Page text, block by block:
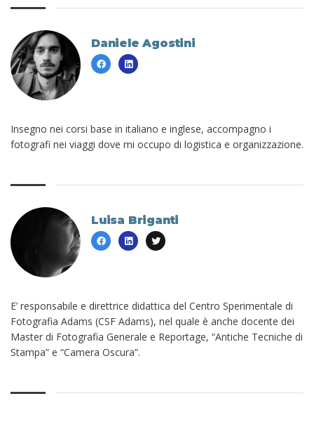
Daniele Agostini
Insegno nei corsi base in italiano e inglese, accompagno i
fotografi nei viaggi dove mi occupo di logistica e organizzazione.
Luisa Briganti
E’ responsabile e direttrice didattica del Centro Sperimentale di
Fotografia Adams (CSF Adams), nel quale è anche docente dei
Master di Fotografia Generale e Reportage, “Antiche Tecniche di
Stampa” e “Camera Oscura”.